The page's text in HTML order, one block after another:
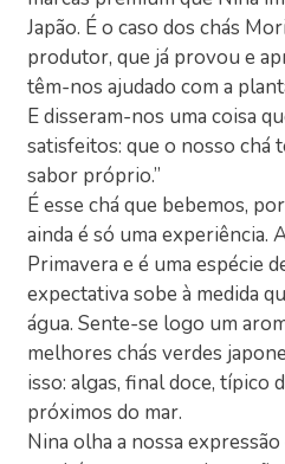
Japão. É o caso dos chás
produtor, que já provou e
têm-nos ajudado com a
E disseram-nos uma coisa
satisfeitos: que o nosso chá
sabor próprio.”
É esse chá que bebemos,
ainda é só uma experiência.
Primavera e é uma espécie
expectativa sobe à medida
água. Sente-se logo um
melhores chás verdes
isso: algas, final doce, típico
próximos do mar.
Nina olha a nossa